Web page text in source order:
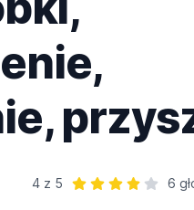
4 z 5
6